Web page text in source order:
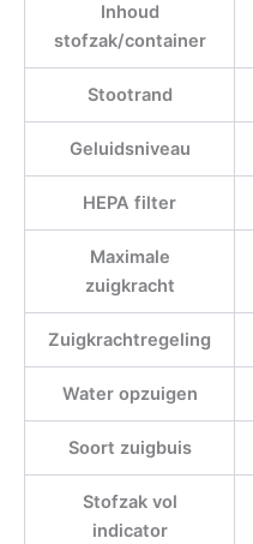
Inhoud
stofzak/container
Stootrand
Geluidsniveau
HEPA filter
Maximale
zuigkracht
Zuigkrachtregeling
Water opzuigen
Soort zuigbuis
Stofzak vol
indicator